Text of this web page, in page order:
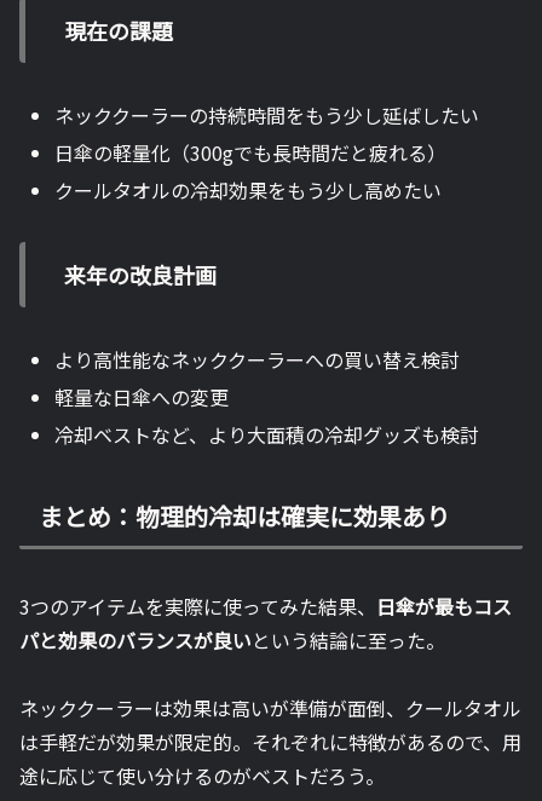
現在の課題
ネッククーラーの持続時間をもう少し延ばしたい
日傘の軽量化（300gでも長時間だと疲れる）
クールタオルの冷却効果をもう少し高めたい
来年の改良計画
より高性能なネッククーラーへの買い替え検討
軽量な日傘への変更
冷却ベストなど、より大面積の冷却グッズも検討
まとめ：物理的冷却は確実に効果あり
3つのアイテムを実際に使ってみた結果、 日傘が最もコス
パと効果のバランスが良いという結論に至った。
ネッククーラーは効果は高いが準備が面倒、クールタオル
は手軽だが効果が限定的。それぞれに特徴があるので、用
途に応じて使い分けるのがベストだろう。